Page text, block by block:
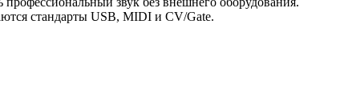
стандарты USB, MIDI и CV/Gate.